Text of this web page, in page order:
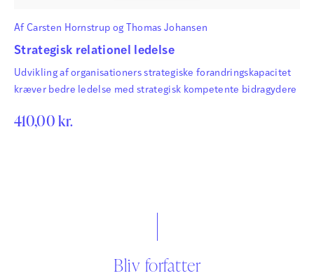
Af Carsten Hornstrup og Thomas Johansen
Strategisk relationel ledelse
Udvikling af organisationers strategiske forandringskapacitet
kræver bedre ledelse med strategisk kompetente bidragydere
410,00kr.
Bliv forfatter